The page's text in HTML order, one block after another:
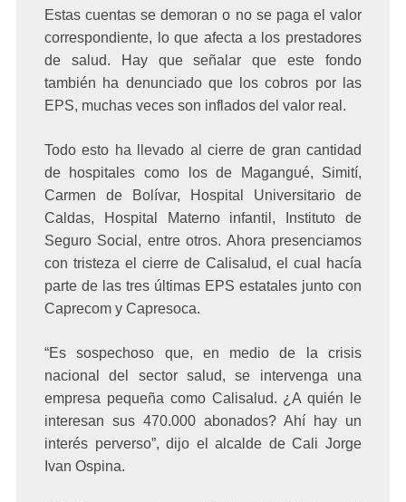
Estas cuentas se demoran o no se paga el valor
correspondiente, lo que afecta a los prestadores
de salud. Hay que señalar que este fondo
también ha denunciado que los cobros por las
EPS, muchas veces son inflados del valor real.
Todo esto ha llevado al cierre de gran cantidad
de hospitales como los de Magangué, Simití,
Carmen de Bolívar, Hospital Universitario de
Caldas, Hospital Materno infantil, Instituto de
Seguro Social, entre otros. Ahora presenciamos
con tristeza el cierre de Calisalud, el cual hacía
parte de las tres últimas EPS estatales junto con
Caprecom y Capresoca.
“Es sospechoso que, en medio de la crisis
nacional del sector salud, se intervenga una
empresa pequeña como Calisalud. ¿A quién le
interesan sus 470.000 abonados? Ahí hay un
interés perverso”, dijo el alcalde de Cali Jorge
Ivan Ospina.